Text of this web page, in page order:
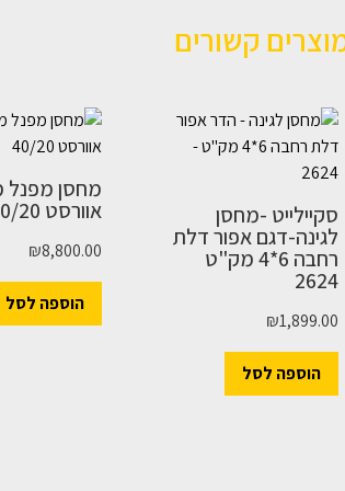
קשורים
סקיילייט -מחסן
לגינה-דגם אפור דלת
רחבה 6*4 מק"ט
2624
₪1,899.00
הוספה לסל
מחסן מפנל
אוורסט 40/20
₪8,800.00
הוספה לסל